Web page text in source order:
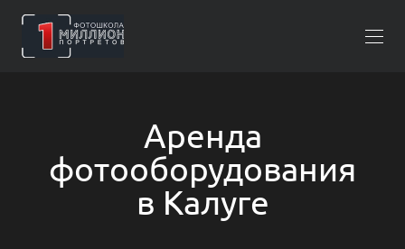
Аренда
фотооборудования
в Калуге